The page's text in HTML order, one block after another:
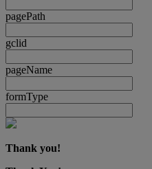
pagePath
gclid
pageName
formType
Thank you!